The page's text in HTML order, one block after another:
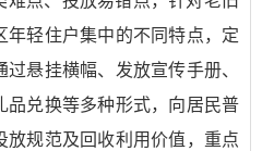
年轻住户集中的不同特点，定
悬挂横幅、发放宣传手册、
品兑换等多种形式，向居民普
放规范及回收利用价值，重点